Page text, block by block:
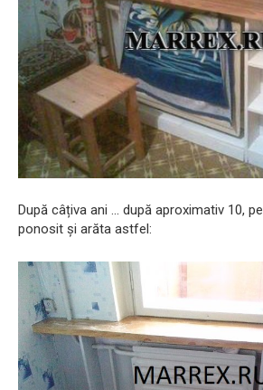
După câțiva ani ... după aproximativ 10,
ponosit și arăta astfel: